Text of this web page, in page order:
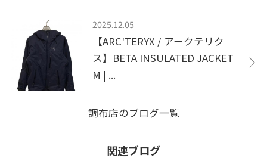
2025.12.05
【ARC'TERYX / アークテリク
ス】BETA INSULATED JACKET
M | ...
調布店のブログ一覧
関連ブログ